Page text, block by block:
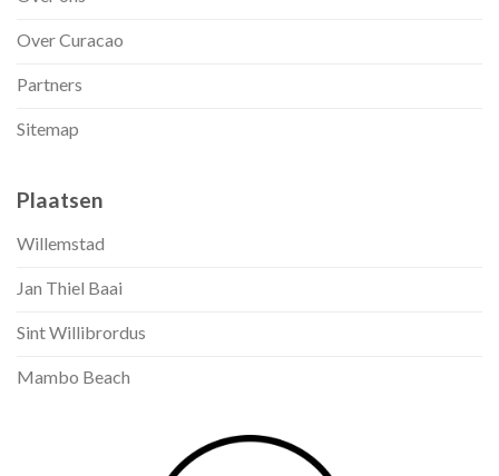
Over Curacao
Partners
Sitemap
Plaatsen
Willemstad
Jan Thiel Baai
Sint Willibrordus
Mambo Beach